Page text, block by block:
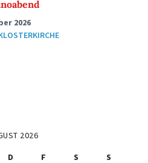
2026
2026
D F S
S